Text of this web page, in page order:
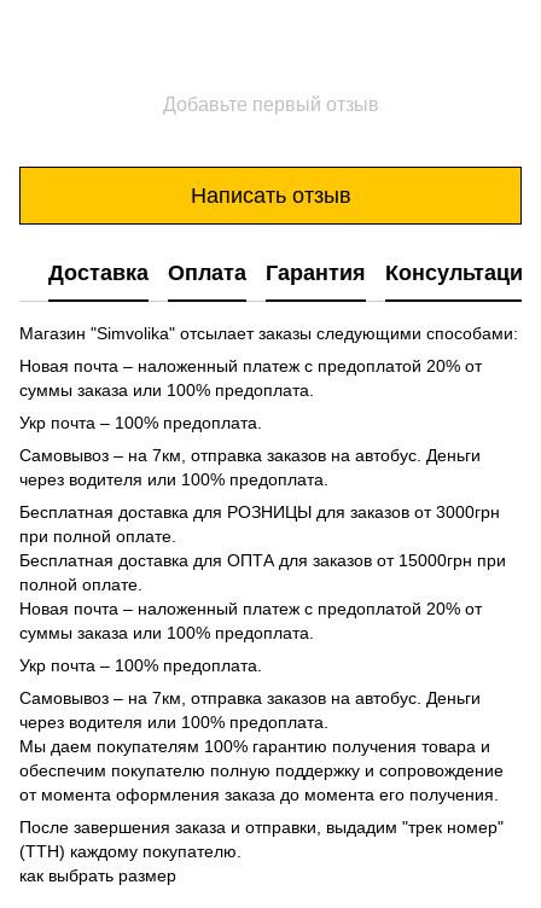
Добавьте первый отзыв
Написать отзыв
Доставка Оплата Гарантия Консультация
Магазин "Simvolika" отсылает заказы следующими способами:
Новая почта – наложенный платеж с предоплатой 20% от
суммы заказа или 100% предоплата.
Укр почта – 100% предоплата.
Самовывоз – на 7км, отправка заказов на автобус. Деньги
через водителя или 100% предоплата.
Бесплатная доставка для РОЗНИЦЫ для заказов от 3000грн
при полной оплате.
Бесплатная доставка для ОПТА для заказов от 15000грн при
полной оплате.
Новая почта – наложенный платеж с предоплатой 20% от
суммы заказа или 100% предоплата.
Укр почта – 100% предоплата.
Самовывоз – на 7км, отправка заказов на автобус. Деньги
через водителя или 100% предоплата.
Мы даем покупателям 100% гарантию получения товара и
обеспечим покупателю полную поддержку и сопровождение
от момента оформления заказа до момента его получения.
После завершения заказа и отправки, выдадим "трек номер"
(ТТН) каждому покупателю.
как выбрать размер